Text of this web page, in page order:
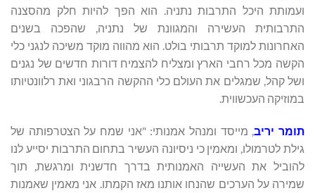
ועמותת היכל התרבות נתניה. הוא הפך להיות חלק מהסצנה
התרבותית העשירה והמגוונת של נתניה, שהפכה בשנים
האחרונות למוקד תרבותי בולט. הוא מהווה מוקד משיכה לנגני כלי
הקשה מכל רחבי הארץ ומצליח להצמיח דורות חדשים של נגנים
ושל קהל, שמגלים את העולם כלי ההקשה הרבגוני ואת רלוונטיותו
במוזיקה העכשווית.
תומר יריב , מייסד ומנהל אמנותי: "אני שמח על הצטרפותה של
גילת לטרמולו, ומאמין כי ניסיונה העשיר בתחום התרבות יסייע לנו
להוביל את העשייה האמנותית בדרך חדשנית ומרגשת, תוך
שמירה על הערכים שהנחו אותנו מאז הקמתו. אני מאמין שאמנות